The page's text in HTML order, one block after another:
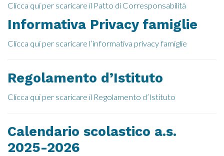
Clicca qui per scaricare il Patto di Corresponsabilità
Informativa Privacy famiglie
Clicca qui per scaricare l’informativa privacy famiglie
Regolamento d’Istituto
Clicca qui per scaricare il Regolamento d’Istituto
Calendario scolastico a.s.
2025-2026